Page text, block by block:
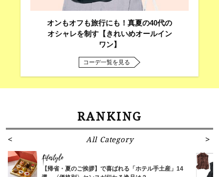
オンもオフも旅行にも！真夏の40代の
オシャレを制す【きれいめオールイン
ワン】
コーデ一覧を見る
RANKING
All Category
Lifestyle
【帰省・夏のご挨拶】で喜ばれる「ホテル手土産」14